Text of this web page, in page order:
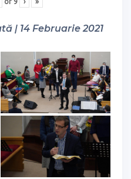
| 14 Februarie 2021